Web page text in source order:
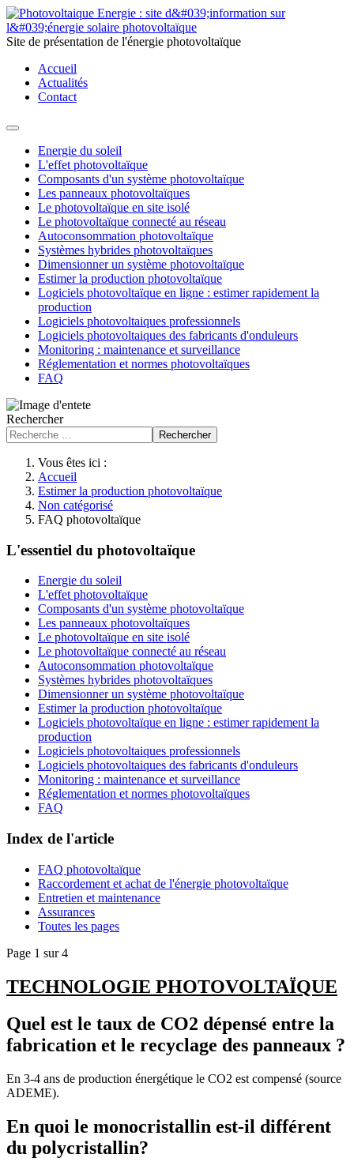
Site de présentation de l'énergie photovoltaïque
Accueil
Actualités
Contact
Energie du soleil
L'effet photovoltaïque
Composants d'un système photovoltaïque
Les panneaux photovoltaïques
Le photovoltaïque en site isolé
Le photovoltaïque connecté au réseau
Autoconsommation photovoltaïque
Systèmes hybrides photovoltaïques
Dimensionner un système photovoltaïque
Estimer la production photovoltaïque
Logiciels photovoltaïque en ligne : estimer rapidement la
production
Logiciels photovoltaiques professionnels
Logiciels photovoltaiques des fabricants d'onduleurs
Monitoring : maintenance et surveillance
Réglementation et normes photovoltaïques
FAQ
Rechercher
Rechercher
Vous êtes ici :
Accueil
Estimer la production photovoltaïque
Non catégorisé
FAQ photovoltaïque
L'essentiel du photovoltaïque
Energie du soleil
L'effet photovoltaïque
Composants d'un système photovoltaïque
Les panneaux photovoltaïques
Le photovoltaïque en site isolé
Le photovoltaïque connecté au réseau
Autoconsommation photovoltaïque
Systèmes hybrides photovoltaïques
Dimensionner un système photovoltaïque
Estimer la production photovoltaïque
Logiciels photovoltaïque en ligne : estimer rapidement la
production
Logiciels photovoltaiques professionnels
Logiciels photovoltaiques des fabricants d'onduleurs
Monitoring : maintenance et surveillance
Réglementation et normes photovoltaïques
FAQ
Index de l'article
FAQ photovoltaïque
Raccordement et achat de l'énergie photovoltaïque
Entretien et maintenance
Assurances
Toutes les pages
Page 1 sur 4
TECHNOLOGIE PHOTOVOLTAÏQUE
Quel est le taux de CO2 dépensé entre la
fabrication et le recyclage des panneaux ?
En 3-4 ans de production énergétique le CO2 est compensé (source
ADEME).
En quoi le monocristallin est-il différent
du polycristallin?